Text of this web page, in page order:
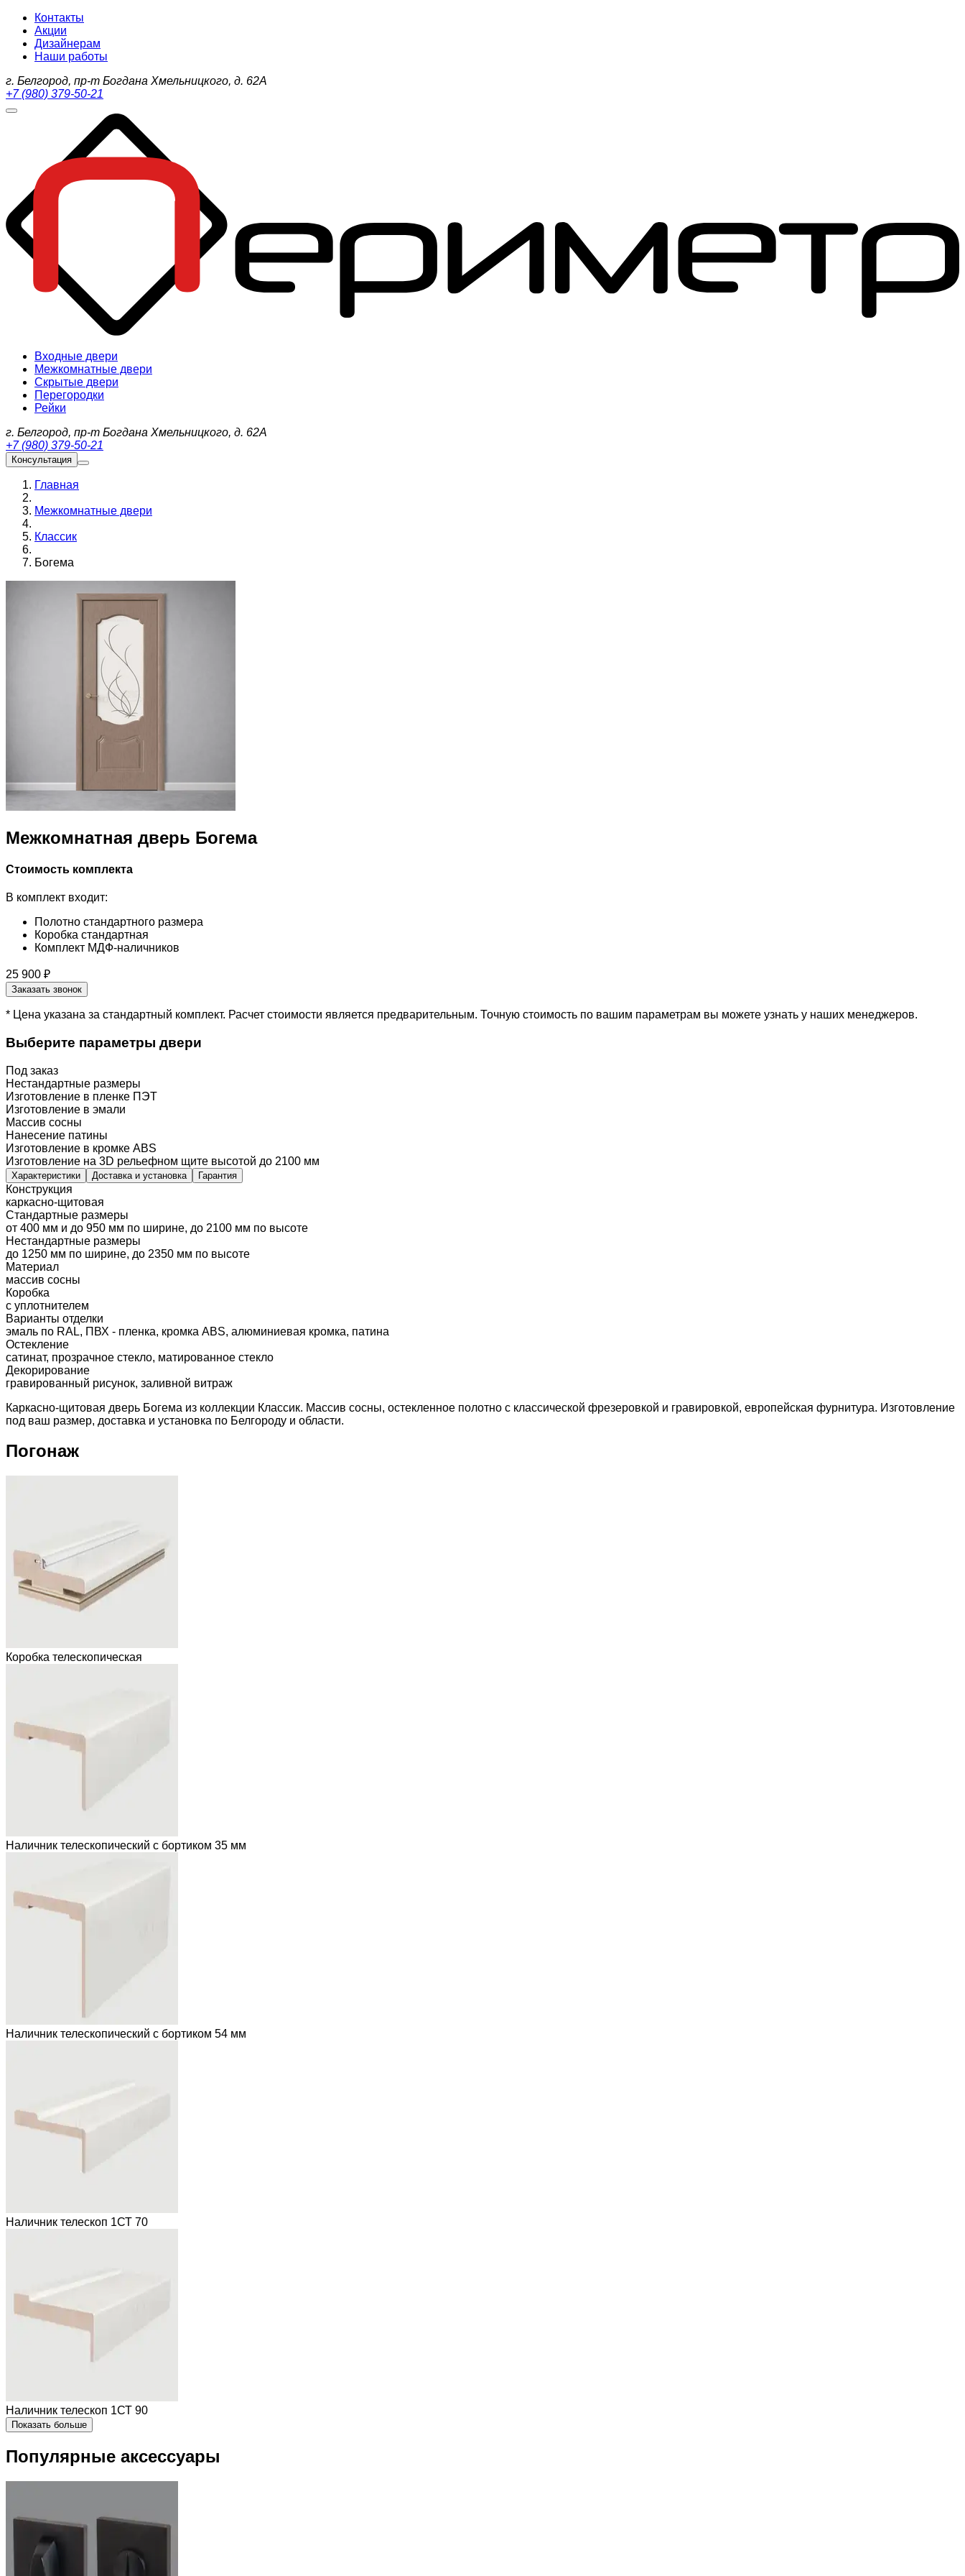
Контакты
Акции
Дизайнерам
Наши работы
г. Белгород, пр-т Богдана Хмельницкого, д. 62А
+7 (980) 379-50-21
Входные двери
Межкомнатные двери
Скрытые двери
Перегородки
Рейки
г. Белгород, пр-т Богдана Хмельницкого, д. 62А
+7 (980) 379-50-21
Консультация
Главная
Межкомнатные двери
Классик
Богема
Межкомнатная дверь Богема
Стоимость комплекта
В комплект входит:
Полотно стандартного размера
Коробка стандартная
Комплект МДФ-наличников
25 900 ₽
Заказать звонок
* Цена указана за стандартный комплект. Расчет стоимости является предварительным. Точную стоимость по вашим параметрам вы можете узнать у наших менеджеров.
Выберите параметры двери
Под заказ
Нестандартные размеры
Изготовление в пленке ПЭТ
Изготовление в эмали
Массив сосны
Нанесение патины
Изготовление в кромке ABS
Изготовление на 3D рельефном щите высотой до 2100 мм
Характеристики Доставка и установка Гарантия
Конструкция
каркасно-щитовая
Стандартные размеры
от 400 мм и до 950 мм по ширине, до 2100 мм по высоте
Нестандартные размеры
до 1250 мм по ширине, до 2350 мм по высоте
Материал
массив сосны
Коробка
с уплотнителем
Варианты отделки
эмаль по RAL, ПВХ - пленка, кромка ABS, алюминиевая кромка, патина
Остекление
сатинат, прозрачное стекло, матированное стекло
Декорирование
гравированный рисунок, заливной витраж
Каркасно-щитовая дверь Богема из коллекции Классик. Массив сосны, остекленное полотно с классической фрезеровкой и гравировкой, европейская фурнитура. Изготовление
под ваш размер, доставка и установка по Белгороду и области.
Погонаж
Коробка телескопическая
Наличник телескопический с бортиком 35 мм
Наличник телескопический с бортиком 54 мм
Наличник телескоп 1СТ 70
Наличник телескоп 1СТ 90
Показать больше
Популярные аксессуары